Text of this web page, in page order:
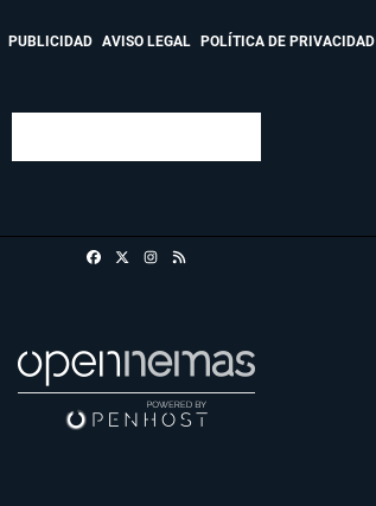
PUBLICIDAD AVISO LEGAL POLÍTICA DE PRIVACIDAD
FacebookInstagram